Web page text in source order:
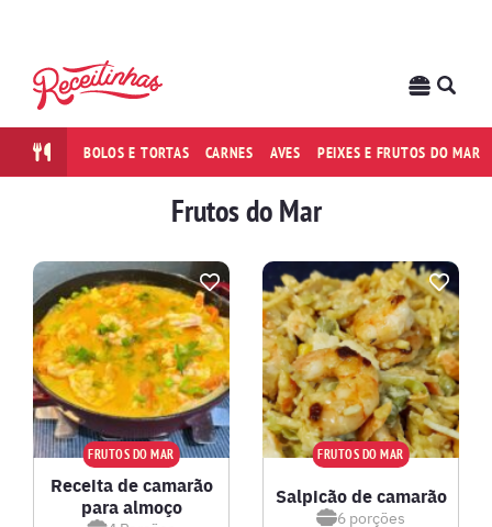
BOLOS E TORTAS CARNES AVES PEIXES E FRUTOS DO MAR
Frutos do Mar
FRUTOS DO MAR
Receita de camarão
para almoço
FRUTOS DO MAR
Salpicão de camarão
6 porções